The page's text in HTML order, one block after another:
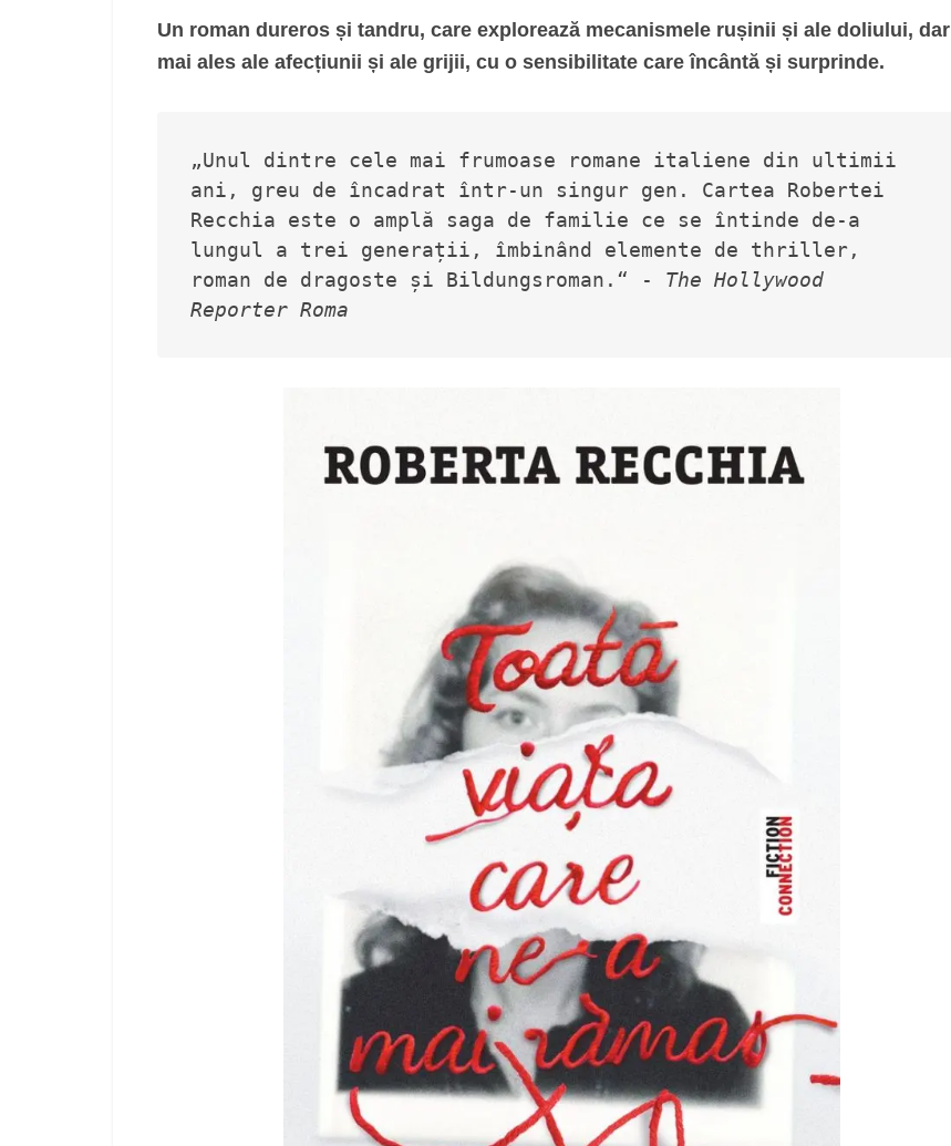
Un roman dureros și tandru, care explorează mecanismele rușinii și ale doliului, dar
mai ales ale afecțiunii și ale grijii, cu o sensibilitate care încântă și surprinde.
„Unul dintre cele mai frumoase romane italiene din ultimii
ani, greu de încadrat într-un singur gen. Cartea Robertei
Recchia este o amplă saga de familie ce se întinde de-a
lungul a trei generații, îmbinând elemente de thriller,
roman de dragoste și Bildungsroman.“ - The Hollywood
Reporter Roma